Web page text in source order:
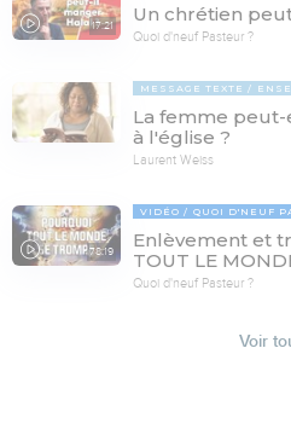
17:21
Un chrétien
Quoi d'neuf Pasteur ?
MESSAGE TEXTE
La femme
à l'église ?
Laurent Weiss
78:19
VIDÉO QUOI D'NEUF
Enlèvement et
TOUT LE
Quoi d'neuf Pasteur ?
Voir